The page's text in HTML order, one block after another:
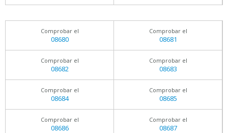
Comprobar el
08680
Comprobar el
08681
Comprobar el
08682
Comprobar el
08683
Comprobar el
08684
Comprobar el
08685
Comprobar el
08686
Comprobar el
08687